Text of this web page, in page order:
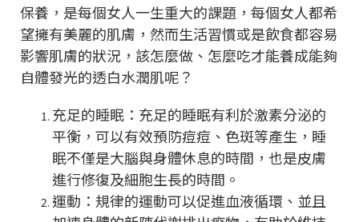
保養，是每個女人一生重大的課題，每個女人都希
望擁有美麗的肌膚，然而生活習慣或是飲食都容易
影響肌膚的狀況，該怎麼做、怎麼吃才能養成能夠
自體發光的透白水潤肌呢？
充足的睡眠：充足的睡眠有利於激素分泌的
平衡，可以有效預防痘痘、色斑等產生，睡
眠不僅是大腦與身體休息的時間，也是皮膚
進行修復及細胞生長的時間。
運動：規律的運動可以促進血液循環、並且